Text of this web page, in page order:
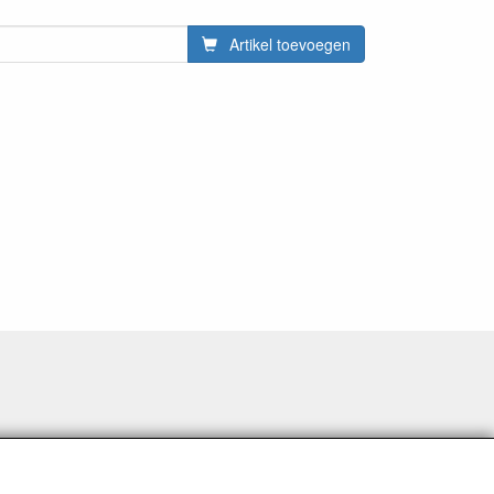
Artikel toevoegen